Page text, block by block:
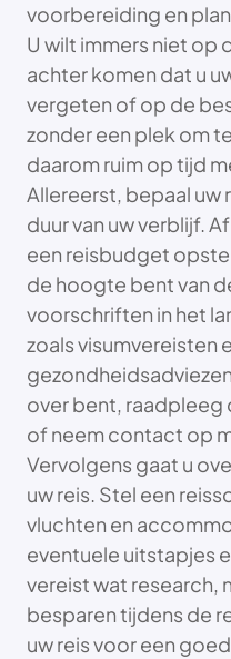
voorbereiding en
U wilt immers niet op
achter komen dat u
vergeten of op de
zonder een plek om
daarom ruim op tijd
Allereerst, bepaal uw
duur van uw verblijf.
een reisbudget
de hoogte bent van
voorschriften in het
zoals visumvereisten
over bent, raadpleeg
of neem contact op
Vervolgens gaat u
uw reis. Stel een
vluchten en
eventuele uitstapjes
vereist wat research,
besparen tijdens de
uw reis voor een